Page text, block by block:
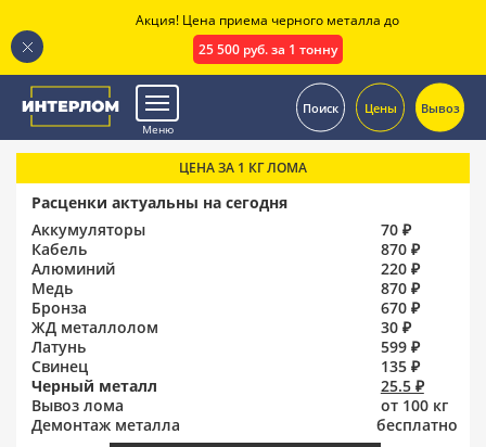
Меню
Поиск Цены Вывоз
ЦЕНА ЗА 1 КГ ЛОМА
Расценки актуальны на сегодня
Аккумуляторы
70 ₽
Кабель
870 ₽
Алюминий
220 ₽
Медь
870 ₽
Бронза
670 ₽
ЖД металлолом
30 ₽
Латунь
599 ₽
Свинец
135 ₽
Черный металл
25.5 ₽
Вывоз лома
от 100 кг
Демонтаж металла
бесплатно
Акция! Цена приема черного металла до
25 500 руб. за 1 тонну
.